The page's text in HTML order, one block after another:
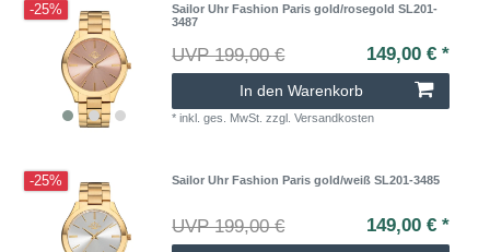
-25%
Sailor Uhr Fashion Paris gold/rosegold SL201-
3487
UVP 199,00 € 149,00 € *
In den Warenkorb
*inkl. ges. MwSt. zzgl.Versandkosten
-25% Sailor Uhr Fashion Paris gold/weiß SL201-3485
UVP 199,00 € 149,00 € *